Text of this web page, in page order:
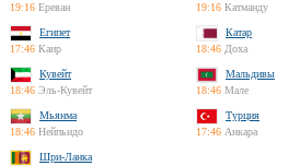
19:16 Ереван
19:16 Катманду
Египет
17:46 Каир
Катар
18:46 Доха
Кувейт
18:46 Эль-Кувейт
Мальдивы
18:46 Мале
Мьянма
18:46 Нейпьидо
Турция
17:46 Анкара
Шри-Ланка